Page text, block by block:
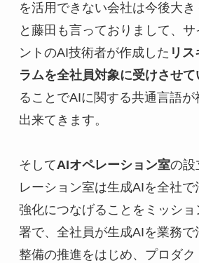
を活用できない会社は今後大
と藤田も言っておりまして、
ントのAI技術者が作成した リ
ラムを全社員対象に受けさせて
ることでAIに関する共通言語
出来てきます。
そしてAIオペレーション室の設
レーション室は生成AIを全社で
強化につなげることをミッシ
署で、全社員が生成AIを業務
整備の推進をはじめ、プロダ